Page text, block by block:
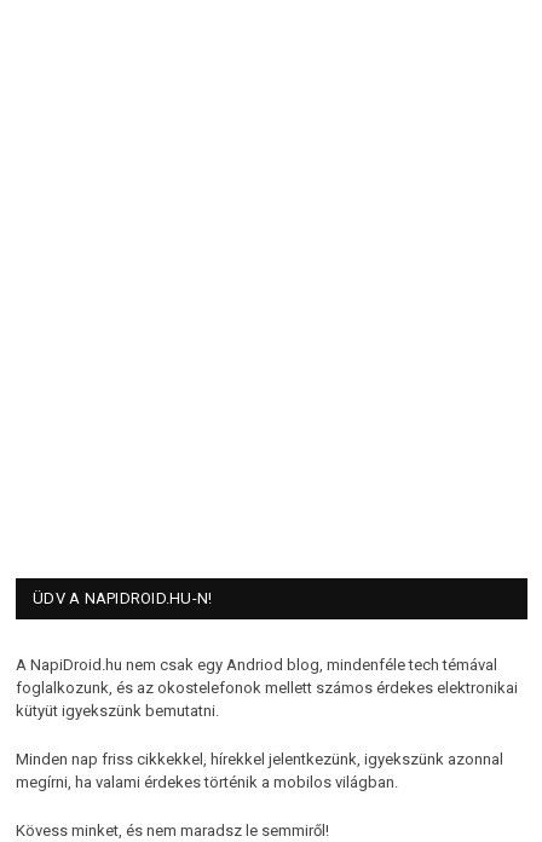
ÜDV A NAPIDROID.HU-N!
A NapiDroid.hu nem csak egy Andriod blog, mindenféle tech témával
foglalkozunk, és az okostelefonok mellett számos érdekes elektronikai
kütyüt igyekszünk bemutatni.
Minden nap friss cikkekkel, hírekkel jelentkezünk, igyekszünk azonnal
megírni, ha valami érdekes történik a mobilos világban.
Kövess minket, és nem maradsz le semmiről!